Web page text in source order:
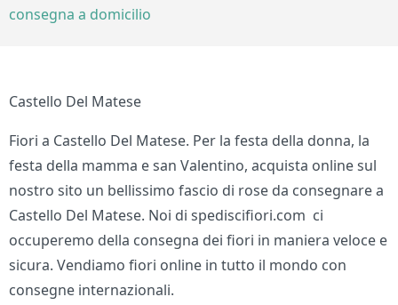
consegna a domicilio
Castello Del Matese
Fiori a Castello Del Matese. Per la festa della donna, la
festa della mamma e san Valentino, acquista online sul
nostro sito un bellissimo fascio di rose da consegnare a
Castello Del Matese. Noi di spediscifiori.com ci
occuperemo della consegna dei fiori in maniera veloce e
sicura. Vendiamo fiori online in tutto il mondo con
consegne internazionali.